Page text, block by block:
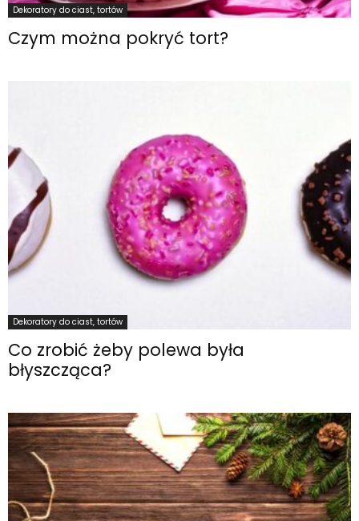
Dekoratory do ciast, tortów
Czym można pokryć tort?
Dekoratory do ciast, tortów
Co zrobić żeby polewa była
błyszcząca?